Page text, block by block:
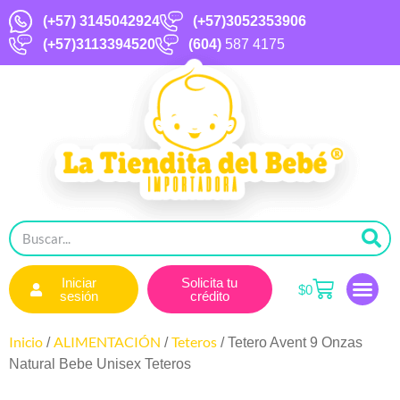
(+57) 3145042924
(+57)3052353906
(+57)3113394520
(604) 587 4175
Iniciar
sesión
Solicita tu
crédito
$0
Inicio /ALIMENTACIÓN /Teteros / Tetero Avent 9 Onzas
Natural Bebe Unisex Teteros